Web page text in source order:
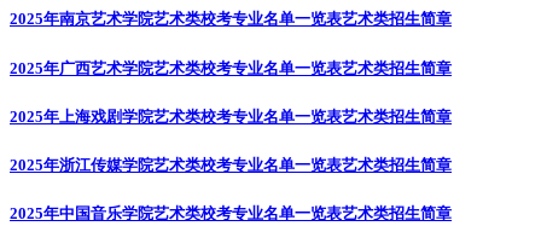
2025年南京艺术学院艺术类校考专业名单一览表艺术类招生简章
2025年广西艺术学院艺术类校考专业名单一览表艺术类招生简章
2025年上海戏剧学院艺术类校考专业名单一览表艺术类招生简章
2025年浙江传媒学院艺术类校考专业名单一览表艺术类招生简章
2025年中国音乐学院艺术类校考专业名单一览表艺术类招生简章